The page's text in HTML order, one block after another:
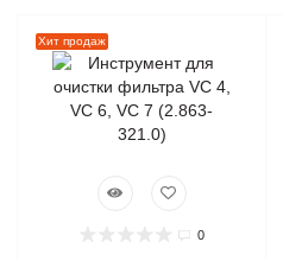
Хит продаж
0